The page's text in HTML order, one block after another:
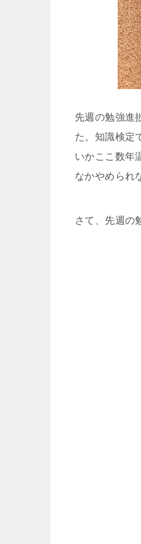
先週の勉強進
た。知識検定
いかここ数年
なかやめられ
さて、先週の